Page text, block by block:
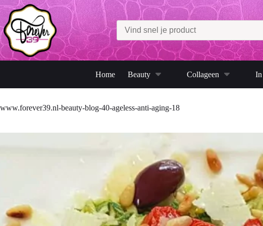
Ga
naar
de
inhoud
Home Beauty Collageen In
www.forever39.nl-beauty-blog-40-ageless-anti-aging-18